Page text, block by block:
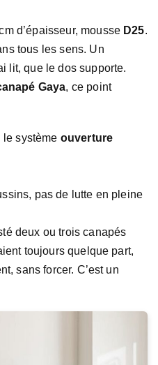
d’épaisseur, mousse D25.
tous les sens. Un
lit, que le dos supporte.
Gaya, ce point
le système ouverture
pas de lutte en pleine
deux ou trois canapés
toujours quelque part,
sans forcer. C’est un